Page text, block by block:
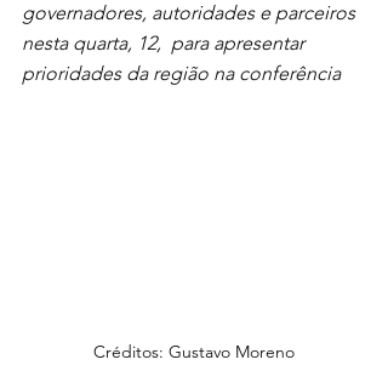
governadores, autoridades e parceiros
nesta quarta, 12,  para apresentar
prioridades da região na conferência
Créditos: Gustavo Moreno